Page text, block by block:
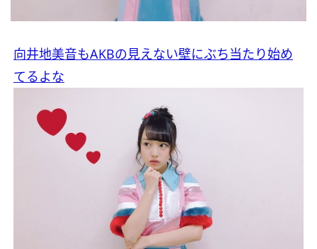
向井地美音もAKBの見えない壁にぶち当たり始め
てるよな